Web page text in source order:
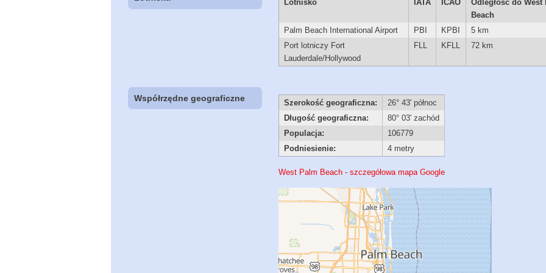
Lotnisko IATA ICAO
Odległość do West
Beach
Palm Beach International Airport
PBI KPBI
5 km
Port lotniczy Fort
Lauderdale/Hollywood
FLL KFLL 72 km
Współrzędne geograficzne Szerokość geograficzna:
26° 43' północ
Długość geograficzna:
80° 03' zachód
Populacja:
106779
Podniesienie:
4 metry
West Palm Beach - szczegółowa mapa Google